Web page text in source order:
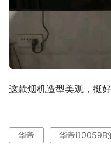
这款烟机造型美观，挺好
华帝 华帝i10059B